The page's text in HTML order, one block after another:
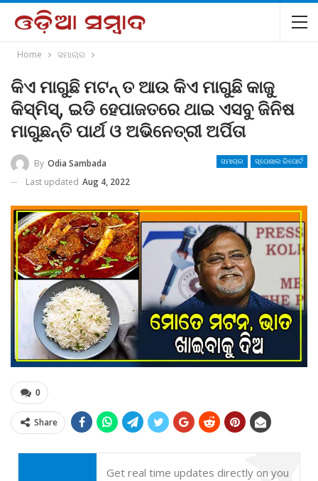
Home ସମାଚାର
କିଏ ମାଗୁଛି ମଟନ୍‌ ତ ଆଉ କିଏ ମାଗୁଛି କାଜୁ
କିସ୍‌ମିସ୍‌, ଇଡି ହେପାଜତରେ ଥାଇ ଏସବୁ ଜିନିଷ
ମାଗୁଛନ୍ତି ପାର୍ଥ ଓ ଅଭିନେତ୍ରୀ ଅର୍ପିତା
ସମାଚାର ସ୍ପେଶାଲ ରିପୋର୍ଟ
By Odia Sambada
Last updated Aug 4, 2022
0
Share
Get real time updates directly on you